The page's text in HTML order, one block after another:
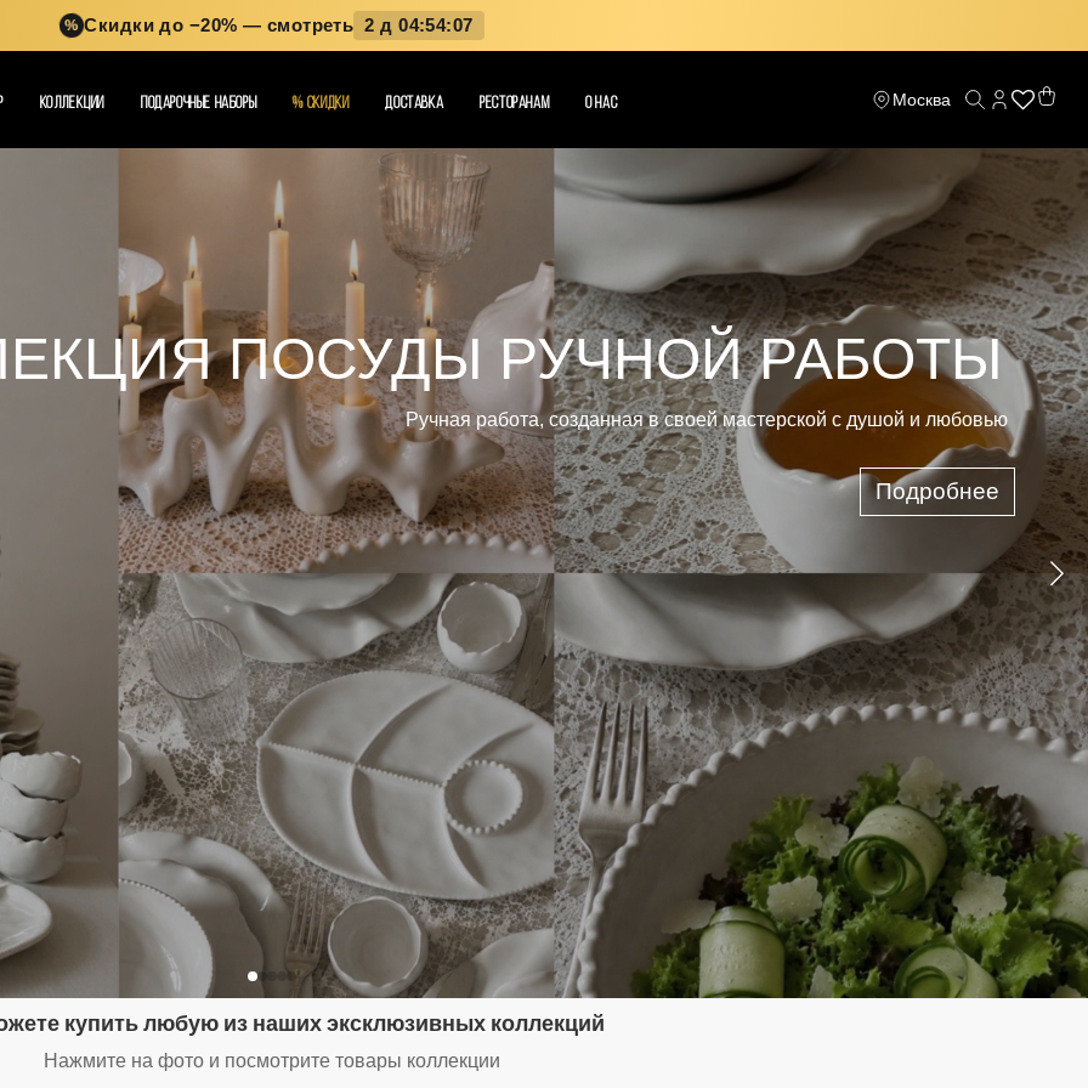
% Скидки до −20% — смотреть 2 д 04:54:05
КОЛЛЕКЦИИ ПОДАРОЧНЫЕ НАБОРЫ % СКИДКИ ДОСТАВКА РЕСТОРАНАМ О НАС Москва
СОБЕРИ СВОЙ СЕРВИЗ
Подробнее
купить любую из наших эксклюзивных коллекций
Нажмите на фото и посмотрите товары коллекции